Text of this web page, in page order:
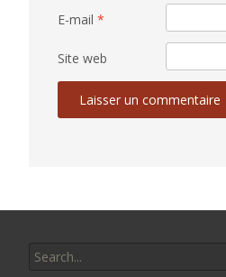
E-mail *
Site web
for: